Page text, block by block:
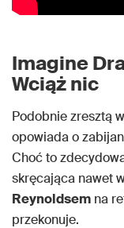
Imagine
Wciąż nic
Podobnie zresztą
opowiada o
Choć to
skręcająca nawet
Reynoldsem na
przekonuje.